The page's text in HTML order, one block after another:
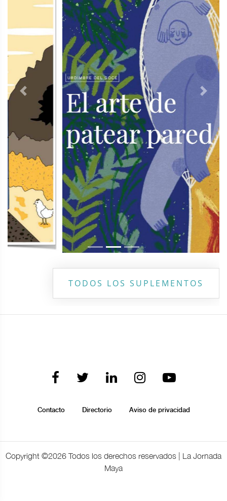
Previous Next
TODOS LOS SUPLEMENTOS
Contacto Directorio Aviso de privacidad
Copyright ©2026 Todos los derechos reservados | La Jornada
Maya